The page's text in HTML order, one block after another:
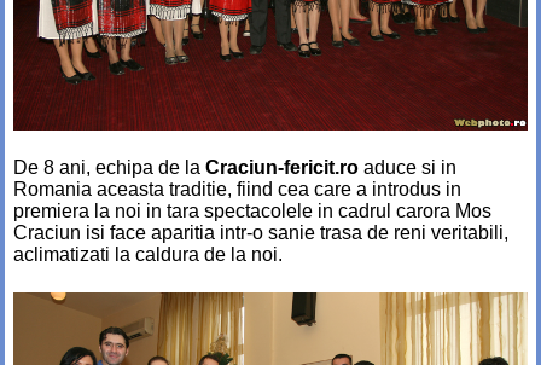
De 8 ani, echipa de la Craciun-fericit.ro aduce si in
Romania aceasta traditie, fiind cea care a introdus in
premiera la noi in tara spectacolele in cadrul carora Mos
Craciun isi face aparitia intr-o sanie trasa de reni veritabili,
aclimatizati la caldura de la noi.